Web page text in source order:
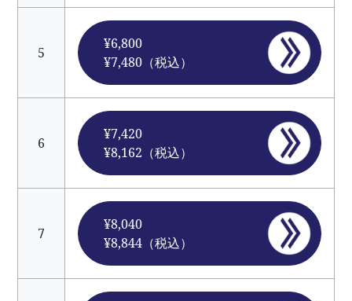
5
¥6,800
¥7,480（税込）
6
¥7,420
¥8,162（税込）
7
¥8,040
¥8,844（税込）